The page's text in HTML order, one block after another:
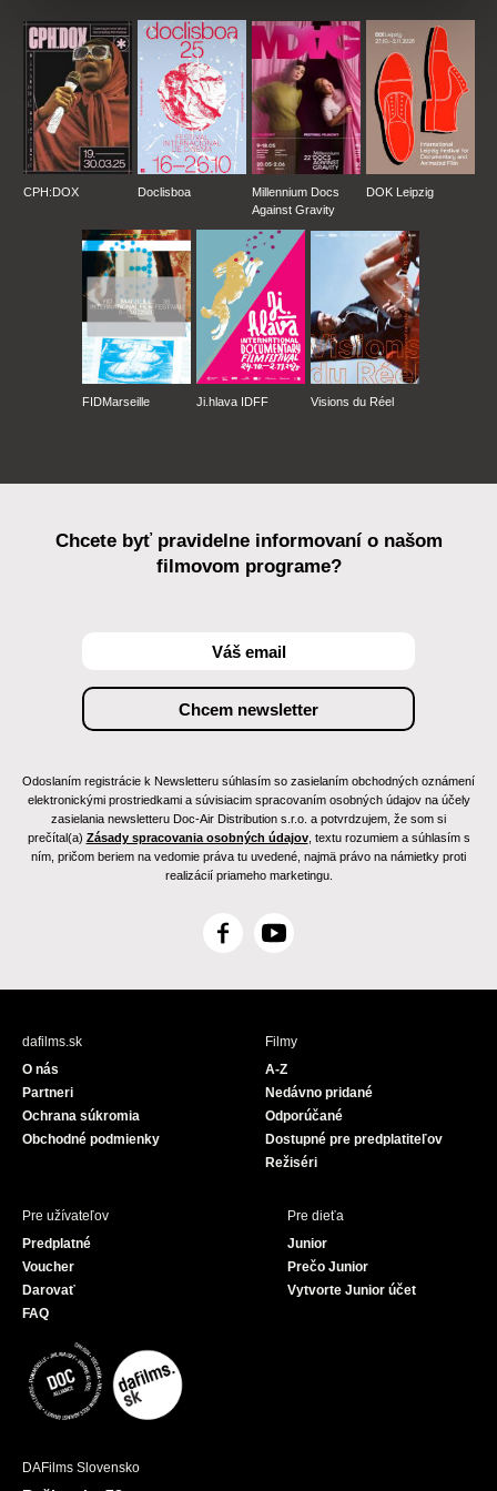
CPH:DOX Doclisboa
Millennium Docs
Against Gravity
DOK Leipzig
FIDMarseille Ji.hlava IDFF Visions du Réel
Chcete byť pravidelne informovaní o našom
filmovom programe?
Odoslaním registrácie k Newsletteru súhlasím so zasielaním obchodných oznámení
elektronickými prostriedkami a súvisiacim spracovaním osobných údajov na účely
zasielania newsletteru Doc-Air Distribution s.r.o. a potvrdzujem, že som si
prečítal(a) Zásady spracovania osobných údajov, textu rozumiem a súhlasím s
ním, pričom beriem na vedomie práva tu uvedené, najmä právo na námietky proti
realizácií priameho marketingu.
F
c
Y
u
e
dafilms.sk
O nás
Partneri
Ochrana súkromia
Obchodné podmienky
Filmy
A-Z
Nedávno pridané
Odporúčané
Dostupné pre predplatiteľov
Režiséri
Pre užívateľov
Predplatné
Voucher
Darovať
FAQ
Pre dieťa
Junior
Prečo Junior
Vytvorte Junior účet
DAFilms Slovensko